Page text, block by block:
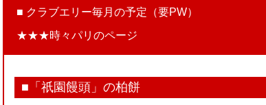
■ クラブエリー毎月の予定（要PW）
★★★時々パリのページ
■「祇園饅頭」の柏餅